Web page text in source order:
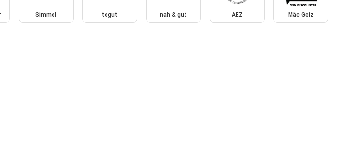
Simmel tegut nah & gut AEZ Mäc Geiz